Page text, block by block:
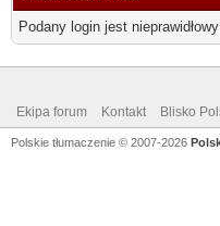
Podany login jest
Ekipa forum Kontakt Blisko
Polskie tłumaczenie © 2007-2026